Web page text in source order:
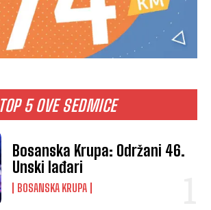
TOP 5 OVE SEDMICE
Bosanska Krupa: Održani 46.
Unski lađari
BOSANSKA KRUPA